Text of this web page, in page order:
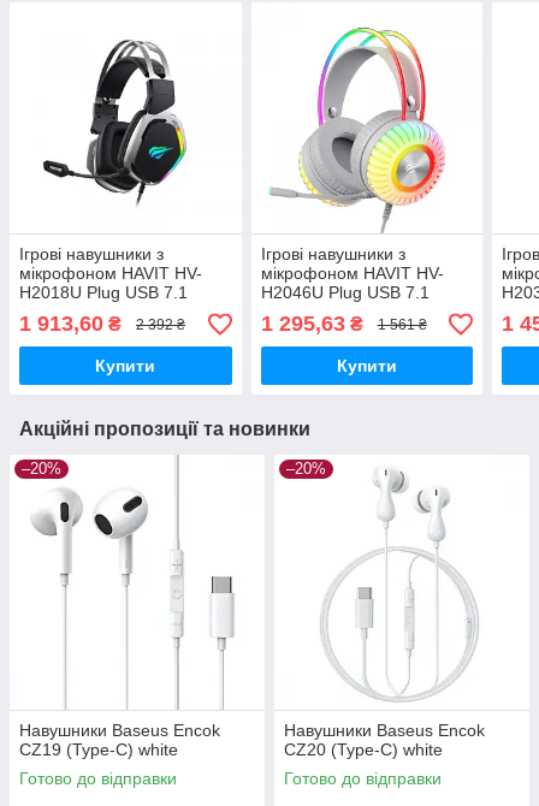
Ігрові навушники з
мікрофоном HAVIT HV-
H2018U Plug USB 7.1
1 913,60 ₴ 2 392 ₴
Купити
Ігрові навушники з
мікрофоном HAVIT HV-
H2046U Plug USB 7.1
1 295,63₴ 1 561 ₴
Купити
1
Акційні пропозиції та новинки
–20%
Навушники Baseus Encok
CZ19 (Type-C) white
Готово до відправки
–20%
Навушники Baseus Encok
CZ20 (Type-C) white
Готово до відправки